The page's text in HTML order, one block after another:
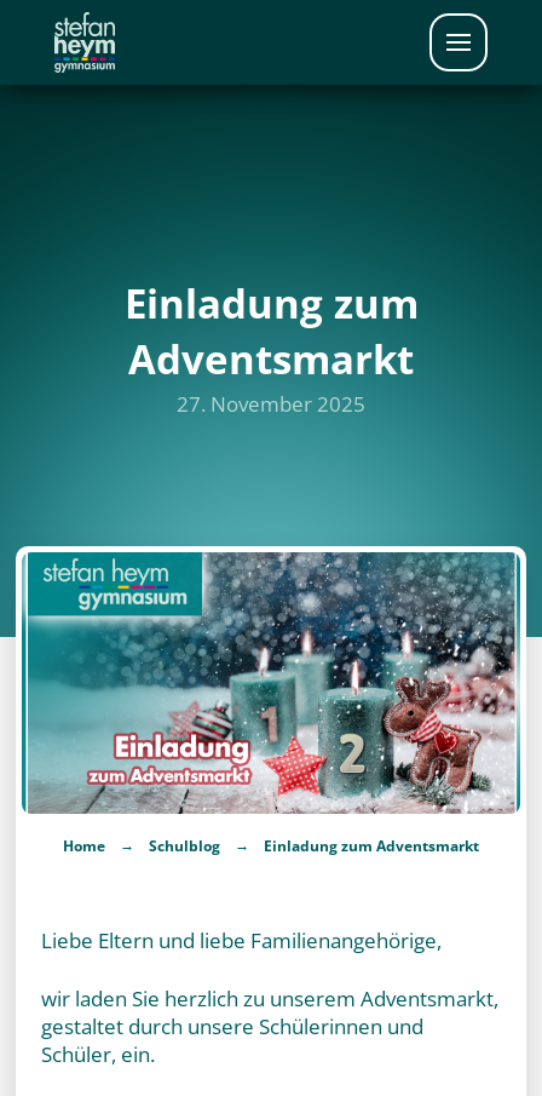
Einladung zum
Adventsmarkt
27. November 2025
Home → Schulblog → Einladung zum Adventsmarkt
Liebe Eltern und liebe Familienangehörige,
wir laden Sie herzlich zu unserem Adventsmarkt,
gestaltet durch unsere Schülerinnen und
Schüler, ein.